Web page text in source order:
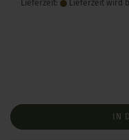
Lieferzeit: Lieferzeit wird
IN